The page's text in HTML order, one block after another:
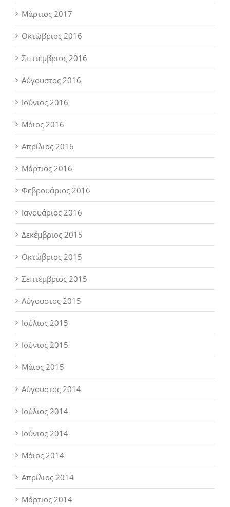
Μάρτιος 2017
Οκτώβριος 2016
Σεπτέμβριος 2016
Αύγουστος 2016
Ιούνιος 2016
Μάιος 2016
Απρίλιος 2016
Μάρτιος 2016
Φεβρουάριος 2016
Ιανουάριος 2016
Δεκέμβριος 2015
Οκτώβριος 2015
Σεπτέμβριος 2015
Αύγουστος 2015
Ιούλιος 2015
Ιούνιος 2015
Μάιος 2015
Αύγουστος 2014
Ιούλιος 2014
Ιούνιος 2014
Μάιος 2014
Απρίλιος 2014
Μάρτιος 2014